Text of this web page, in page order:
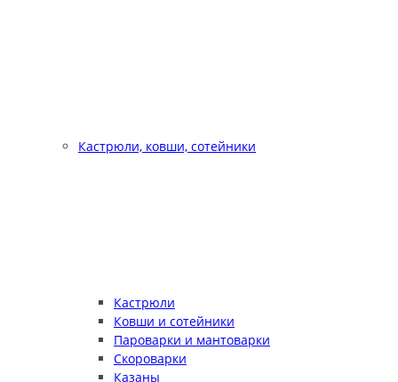
Кастрюли, ковши, сотейники
Кастрюли
Ковши и сотейники
Пароварки и мантоварки
Скороварки
Казаны